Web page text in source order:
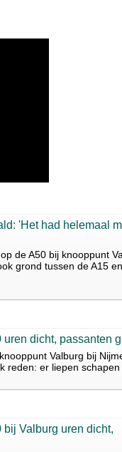
'Het had helemaal
de A50 bij knooppunt
grond tussen de A15
dicht, passanten
Valburg bij
reden: er liepen schapen
Valburg uren dicht,